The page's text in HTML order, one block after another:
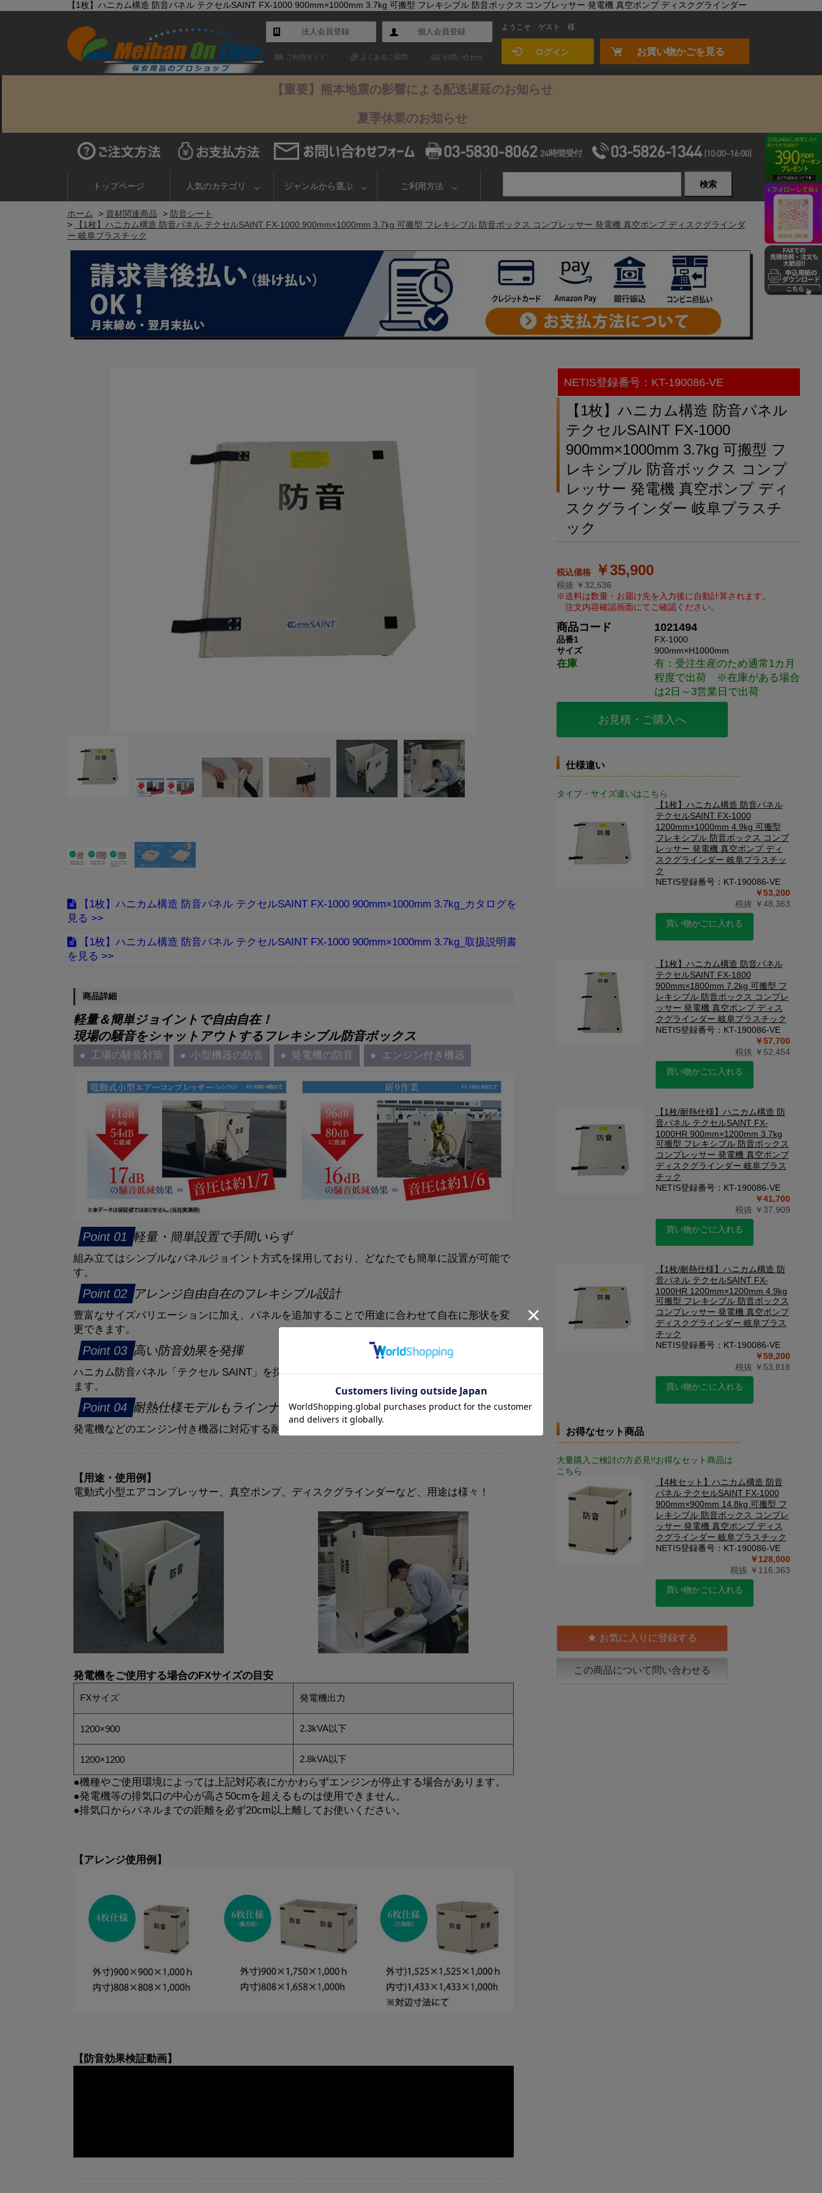
【1枚】ハニカム構造 防音パネル テクセルSAINT FX-1000 900mm×1000mm 3.7kg 可搬型 フレキシブル 防音ボックス コンプレッサー 発電機 真空ポンプ ディスクグラインダー
法人会員登録 個人会員登録
ご利用ガイド よくあるご質問 お問い合わせ
ようこそ ゲスト 様
ログイン お買い物かごを見る
【重要】熊本地震の影響による配送遅延のお知らせ
夏季休業のお知らせ
トップページ 人気のカテゴリ ジャンルから選ぶ ご利用方法 検索
ホーム > 資材関連商品 > 防音シート
>
【1枚】ハニカム構造 防音パネル テクセルSAINT FX-1000 900mm×1000mm 3.7kg 可搬型 フレキシブル 防音ボックス コンプレッサー 発電機 真空ポンプ ディスクグラインダ
ー 岐阜プラスチック
【1枚】ハニカム構造 防音パネル テクセルSAINT FX-1000 900mm×1000mm 3.7kg_カタログ
【1枚】ハニカム構造 防音パネル テクセルSAINT FX-1000 900mm×1000mm 3.7kg_取扱説明書
商品詳細
軽量＆簡単ジョイントで自由自在！
現場の騒音をシャットアウトするフレキシブル防音ボックス
工場の騒音対策 小型機器の防音 発電機の防音 エンジン付き機器
軽量・簡単設置で手間いらず
組み立てはシンプルなパネルジョイント方式を採用しており、どなたでも簡単に設置が可能で
す。
アレンジ自由自在のフレキシブル設計
豊富なサイズバリエーションに加え、パネルを追加することで用途に合わせて自在に形状を変
更できます。
高い防音効果を発揮
ハニカム防音パネル「テクセル SAINT」を採用し、あらゆる作業現場の騒音を効果的に低減し
ます。
耐熱仕様モデルもラインナップ
発電機などのエンジン付き機器に対応する耐熱仕様「FX-1000HR」もご用意しています。
【用途・使用例】
電動式小型エアコンプレッサー、真空ポンプ、ディスクグラインダーなど、用途は様々！
発電機をご使用する場合のFXサイズの目安
FXサイズ 発電機出力
1200×900 2.3kVA以下
1200×1200 2.8kVA以下
●機種やご使用環境によっては上記対応表にかかわらずエンジンが停止する場合があります。
●発電機等の排気口の中心が高さ50cmを超えるものは使用できません。
●排気口からパネルまでの距離を必ず20cm以上離してお使いください。
【アレンジ使用例】
【防音効果検証動画】
NETIS登録番号：KT-190086-VE
【1枚】ハニカム構造 防音パネル
テクセルSAINT FX-1000
900mm×1000mm 3.7kg 可搬型 フ
レキシブル 防音ボックス コンプ
レッサー 発電機 真空ポンプ ディ
スクグラインダー 岐阜プラスチ
ック
￥35,900
税抜 ￥32,636
商品コード 1021494
品番1
FX-1000
サイズ
900mm×H1000mm
在庫
有：受注生産のため通常1カ月
程度で出荷 ※在庫がある場合
は2日～3営業日で出荷
お見積・ご購入へ
仕様違い
タイプ・サイズ違いはこちら
【1枚】ハニカム構造 防音パネル
テクセルSAINT FX-1000
1200mm×1000mm 4.9kg 可搬型
フレキシブル 防音ボックス コンプ
レッサー 発電機 真空ポンプ ディ
スクグラインダー 岐阜プラスチッ
ク
NETIS登録番号：KT-190086-VE
￥53,200
税抜 ￥48,363
買い物かごに入れる
【1枚】ハニカム構造 防音パネル
テクセルSAINT FX-1800
900mm×1800mm 7.2kg 可搬型 フ
レキシブル 防音ボックス コンプレ
ッサー 発電機 真空ポンプ ディス
クグラインダー 岐阜プラスチック
NETIS登録番号：KT-190086-VE
￥57,700
税抜 ￥52,454
買い物かごに入れる
【1枚/耐熱仕様】ハニカム構造 防
音パネル テクセルSAINT FX-
1000HR 900mm×1200mm 3.7kg
可搬型 フレキシブル 防音ボックス
コンプレッサー 発電機 真空ポンプ
ディスクグラインダー 岐阜プラス
チック
NETIS登録番号：KT-190086-VE
￥41,700
税抜 ￥37,909
買い物かごに入れる
【1枚/耐熱仕様】ハニカム構造 防
音パネル テクセルSAINT FX-
1000HR 1200mm×1200mm 4.9kg
可搬型 フレキシブル 防音ボックス
コンプレッサー 発電機 真空ポンプ
ディスクグラインダー 岐阜プラス
チック
NETIS登録番号：KT-190086-VE
￥59,200
税抜 ￥53,818
買い物かごに入れる
お得なセット商品
大量購入ご検討の方必見!!お得なセット商品は
こちら
【4枚セット】ハニカム構造 防音
パネル テクセルSAINT FX-1000
900mm×900mm 14.8kg 可搬型 フ
レキシブル 防音ボックス コンプレ
ッサー 発電機 真空ポンプ ディス
クグラインダー 岐阜プラスチック
NETIS登録番号：KT-190086-VE
￥128,000
税抜 ￥116,363
買い物かごに入れる
この商品について問い合わせる
お気に入りに登録する